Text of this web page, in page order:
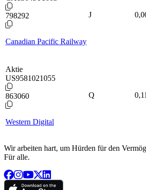
798292
Canadian Pacific Railway
J
Aktie
US9581021055
863060
Western Digital
Q 0,11
Wir arbeiten hart, um Hürden für den
Für alle.